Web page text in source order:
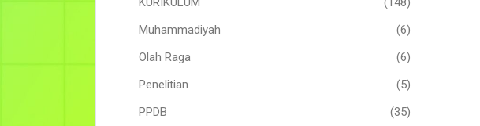
Muhammadiyah
(6)
Olah Raga
(6)
Penelitian
(5)
PPDB
(35)